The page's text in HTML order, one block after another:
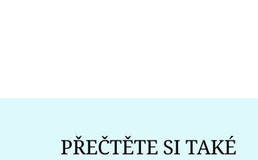
PŘEČTĚTE SI TAKÉ